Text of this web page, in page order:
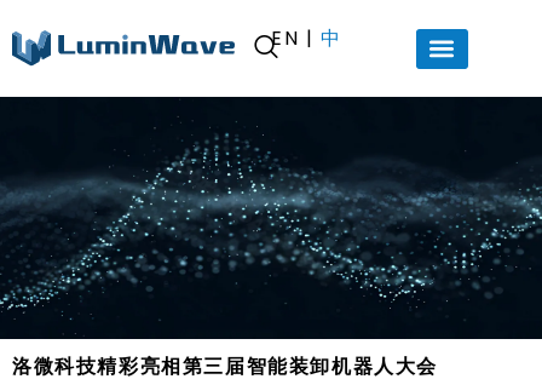
EN |中
洛微科技精彩亮相第三届智能装卸机器人大会